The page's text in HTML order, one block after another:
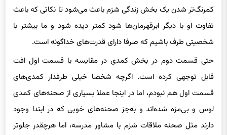
کمرنگ‌تر شدن یک بخش زندگی شزم باعث می‌شود تا نکاتی که باعث
تفاوت او با دیگر ابرقهرمان‌ها شود کمتر دیده شود و ما بیشتر با
شخصیتی طرف باشیم که صرفا دارای قدرت‌های خداگونه است.
حتی قسمت دوم در بخش کمدی در مقایسه با قسمت اول افت
قابل توجهی کرده است. اگرچه شخصا خیلی طرفدار کمدی‌های
قسمت اول هم نبودم، اما در اینجا عملا بسیاری از صحنه‌های کمدی
لوس و بی‌مزه شده‌اند و به‌جز صحنه‌های خوبی که در ابتدا وجود
دارند مثل صحنه ملاقات شزم با مشاور مدرسه، اما هرچقدر جلوتر